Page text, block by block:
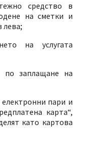
средство в
на сметки и
лева;
на услугата
по заплащане на
пари и
карта“,
като картова